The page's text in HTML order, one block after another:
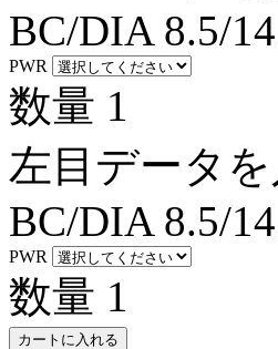
BC/DIA 8.5/
PWR
数量 1
左目データを
BC/DIA 8.5/
PWR
数量 1
カートに入れる